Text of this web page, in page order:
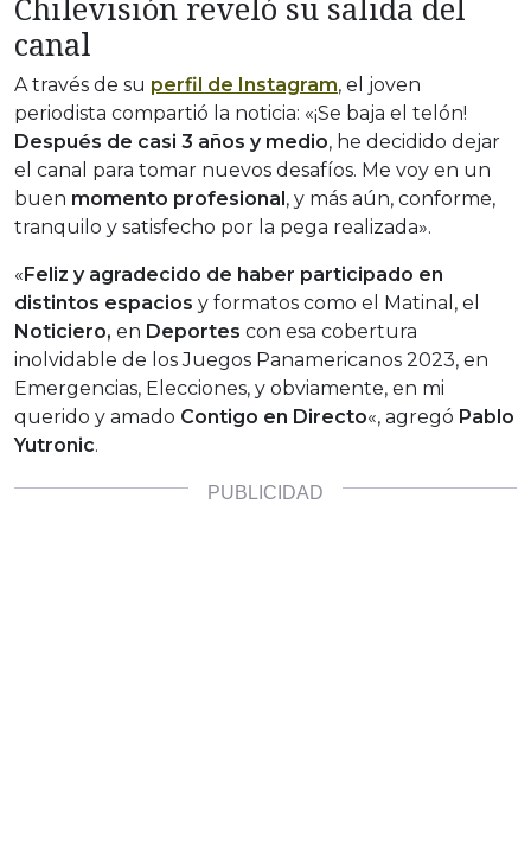
Chilevisión reveló su salida del
canal
A través de su perfil de Instagram, el joven
periodista compartió la noticia: «¡Se baja el telón!
Después de casi 3 años y medio, he decidido dejar
el canal para tomar nuevos desafíos. Me voy en un
buen momento profesional , y más aún, conforme,
tranquilo y satisfecho por la pega realizada».
« Feliz y agradecido de haber participado en
distintos espacios y formatos como el Matinal, el
Noticiero, en Deportes con esa cobertura
inolvidable de los Juegos Panamericanos 2023, en
Emergencias, Elecciones, y obviamente, en mi
querido y amado Contigo en Directo«, agregó Pablo
Yutronic.